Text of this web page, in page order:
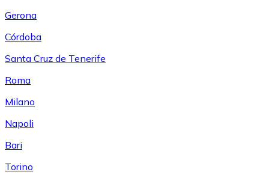
Gerona
Córdoba
Santa Cruz de Tenerife
Roma
Milano
Napoli
Bari
Torino